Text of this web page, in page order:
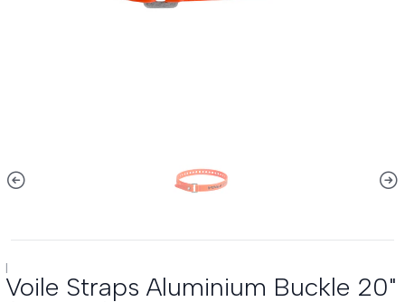
|
Voile Straps Aluminium Buckle 20"